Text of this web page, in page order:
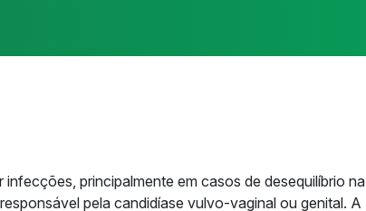
principalmente em casos de desequilíbrio na
pela candidíase vulvo-vaginal ou genital. A